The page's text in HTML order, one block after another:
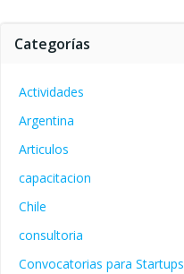
Categorías
Actividades
Argentina
Articulos
capacitacion
Chile
consultoria
Convocatorias para Startups